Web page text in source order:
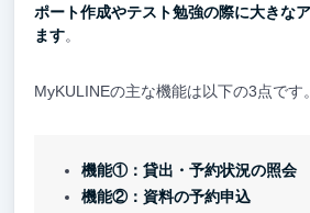
ポート作成やテスト勉強の際に大きな
ます。
MyKULINEの主な機能は以下の3点です。
機能①：貸出・予約状況の照会
機能②：資料の予約申込